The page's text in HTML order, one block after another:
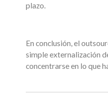
plazo.
En conclusión, el
simple externalización
concentrarse en lo que